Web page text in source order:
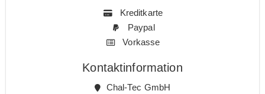
Kreditkarte
Paypal
Vorkasse
Kontaktinformation
Chal-Tec GmbH